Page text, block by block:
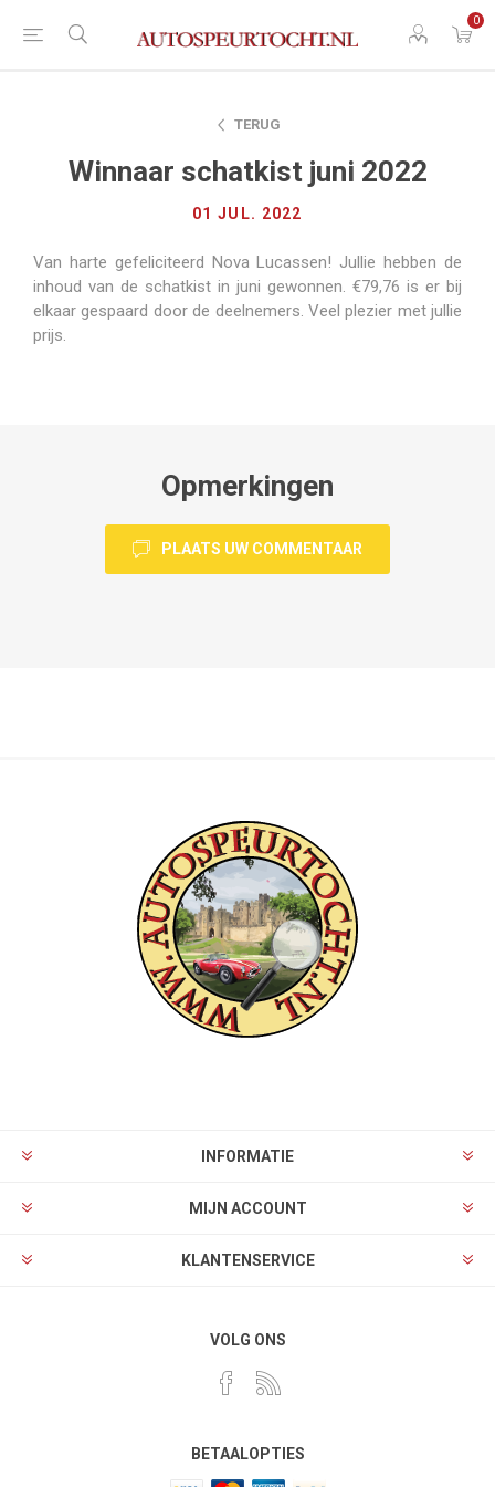
0
TERUG
Winnaar schatkist juni 2022
01 JUL. 2022
Van harte gefeliciteerd Nova Lucassen! Jullie hebben de
inhoud van de schatkist in juni gewonnen. €79,76 is er bij
elkaar gespaard door de deelnemers. Veel plezier met jullie
prijs.
Opmerkingen
PLAATS UW COMMENTAAR
INFORMATIE
MIJN ACCOUNT
KLANTENSERVICE
VOLG ONS
BETAALOPTIES